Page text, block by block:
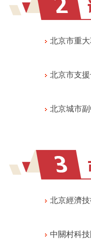
北京市重
北京市支
北京城市
北京經濟
中關村科